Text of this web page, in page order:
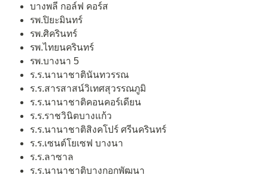
บางพลี กอล์ฟ คอร์ส
รพ.ปิยะมินทร์
รพ.ศิครินทร์
รพ.ไทยนครินทร์
รพ.บางนา 5
ร.ร.นานาชาตินันทวรรณ
ร.ร.สารสาสน์วิเทศสุวรรณภูมิ
ร.ร.นานาชาติคอนคอร์เดียน
ร.ร.ราชวินิตบางแก้ว
ร.ร.นานาชาติสิงคโปร์ ศรีนครินทร์
ร.ร.เซนต์โยเซฟ บางนา
ร.ร.ลาซาล
ร.ร.นานาชาติบางกอกพัฒนา